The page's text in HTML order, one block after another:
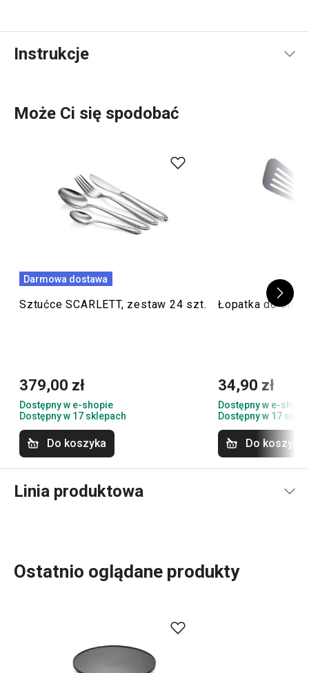
Instrukcje
Może Ci się spodobać
Darmowa dostawa
Sztućce SCARLETT, zestaw 24 szt.
379,00 zł
Dostępny w e-shopie
Dostępny w 17 sklepach
Do koszyka
Łopatka do
34,90 zł
Dostępny w e-
Dostępny w 17
Do koszyka
Linia produktowa
GrandCHEF doskonale pasuje zarówno do
tradycyjnych, jak i nowoczesnych kuchni. Akcesoria
kuchenne GrandCHEF charakteryzują się jednolitym
Ostatnio oglądane produkty